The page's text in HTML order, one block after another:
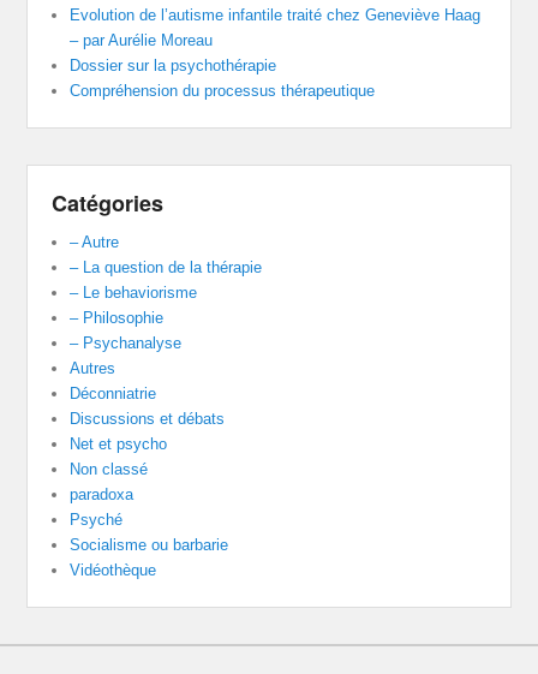
Evolution de l’autisme infantile traité chez Geneviève Haag
– par Aurélie Moreau
Dossier sur la psychothérapie
Compréhension du processus thérapeutique
Catégories
– Autre
– La question de la thérapie
– Le behaviorisme
– Philosophie
– Psychanalyse
Autres
Déconniatrie
Discussions et débats
Net et psycho
Non classé
paradoxa
Psyché
Socialisme ou barbarie
Vidéothèque